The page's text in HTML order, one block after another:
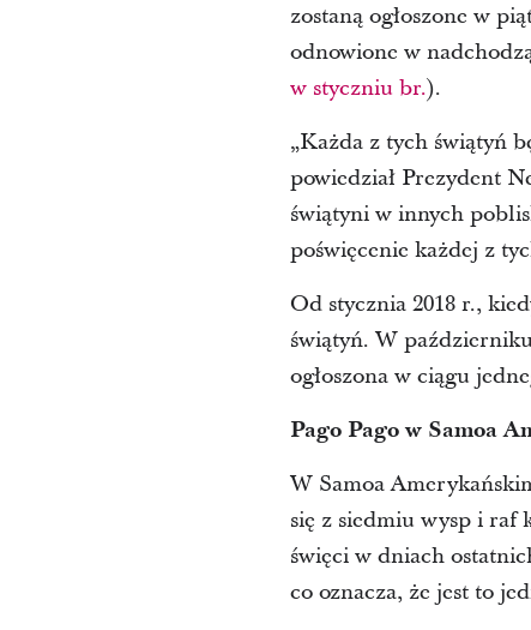
zostaną ogłoszone w
odnowione w
w styczniu br.).
„Każda z tych świątyń
powiedział Prezydent
świątyni w innych
poświęcenie każdej z
Od stycznia 2018 r.,
świątyń. W
ogłoszona w ciągu
Pago Pago w Samoa
W Samoa
się z siedmiu wysp i raf
święci w dniach
co oznacza, że jest to